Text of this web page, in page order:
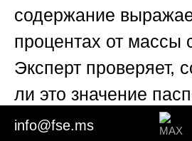
содержание
процентах от массы
Эксперт проверяет,
ли это значение
данным – если
info@fse.ms